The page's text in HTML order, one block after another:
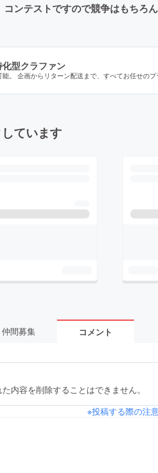
ンテストですので競争はもちろ
型クラファン
。 企画からリターン配送まで、すべてお任せのプ
ています
仲間募集 コメント
内容を削除することはできません。
※投稿する際の注